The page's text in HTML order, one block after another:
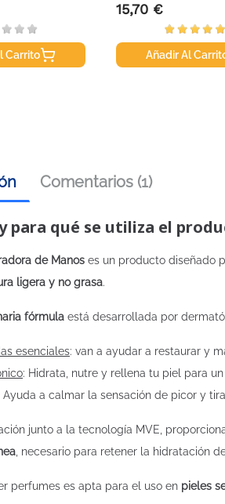
Carrito
Precio
15,70 €
Añadir Al
Comentarios (1)
para qué se utiliza el
de Manos es un producto diseñado
ligera y no grasa.
fórmula está desarrollada por
esenciales: van a ayudar a restaurar y
: Hidrata, nutre y rellena tu piel para
Ayuda a calmar la sensación de picor y
junto a la tecnología MVE,
, necesario para retener la hidratación
perfumes es apta para el uso en pieles